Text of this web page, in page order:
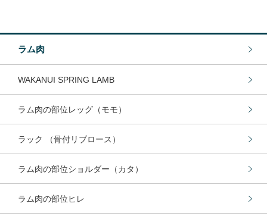
ラム肉
WAKANUI SPRING LAMB
ラム肉の部位レッグ（モモ）
ラック （骨付リブロース）
ラム肉の部位ショルダー（カタ）
ラム肉の部位ヒレ